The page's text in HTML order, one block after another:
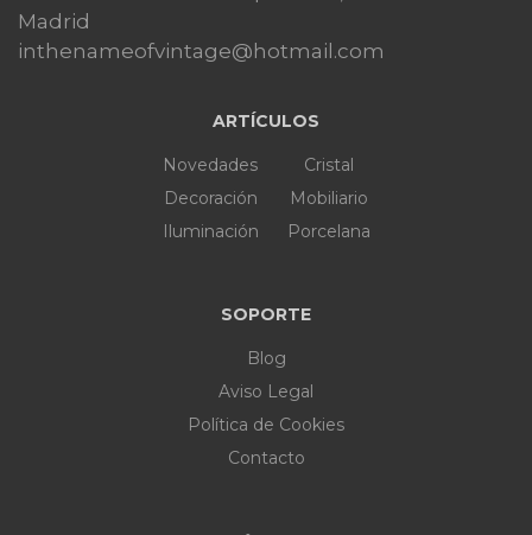
Madrid
inthenameofvintage@hotmail.com
ARTÍCULOS
Novedades
Decoración
Iluminación
Cristal
Mobiliario
Porcelana
SOPORTE
Blog
Aviso Legal
Política de Cookies
Contacto